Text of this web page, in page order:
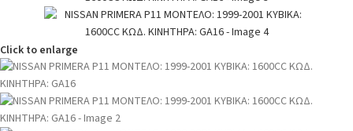
Click to enlarge